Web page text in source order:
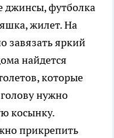
джинсы, футболка
жилет. На
завязать яркий
найдется
которые
нужно
косынку.
прикрепить